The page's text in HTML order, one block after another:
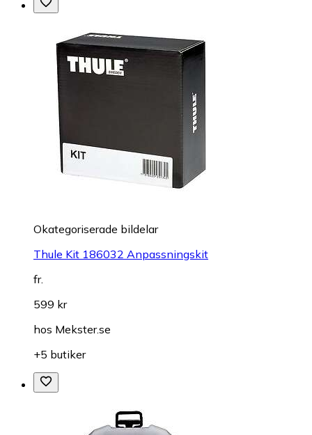
Okategoriserade bildelar
Thule Kit 186032 Anpassningskit
fr.
599 kr
hos Mekster.se
+5 butiker